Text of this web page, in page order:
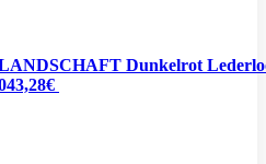
Dunkelrot